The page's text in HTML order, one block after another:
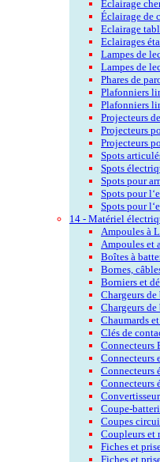
Eclairage
Éclairage de
Eclairage
Eclairages
Lampes de
Lampes de
Phares de
Plafonniers
Plafonniers
Projecteurs
Projecteurs
Projecteurs
Spots
Spots
Spots pour
Spots pour
Spots pour
14 - Matériel
Ampoules à
Ampoules et
Boîtes à
Bornes,
Borniers et
Chargeurs
Chargeurs
Chaumards
Clés de
Connecteurs
Connecteurs
Connecteurs
Connecteurs
Coupe-
Coupes
Coupleurs et
Fiches et
Fiches et